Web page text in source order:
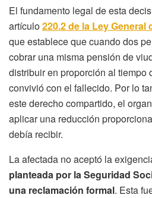
El fundamento legal de esta
artículo220.2 de la Ley
que establece que cuando dos
cobrar una misma pensión de
distribuir en proporción al tiempo
convivió con el fallecido. Por lo
este derecho compartido, el
aplicar una reducción
debía recibir.
La afectada no aceptó la
planteada por la Seguridad
una reclamación formal. Esta